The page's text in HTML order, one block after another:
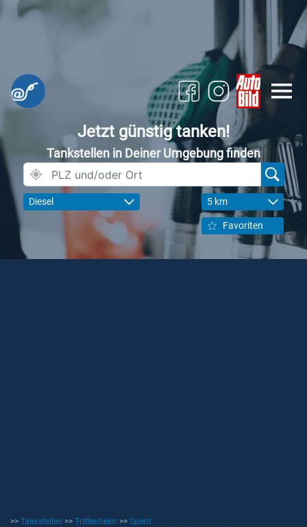
Jetzt günstig tanken!
Tankstellen in Deiner Umgebung finden
Diesel 5 km
Favoriten
>> Tankstellen >> Trittenheim >> Sprint